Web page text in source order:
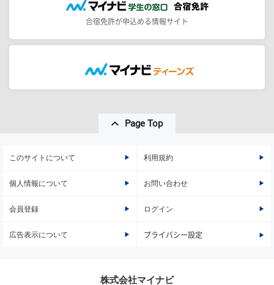
合宿免許が申込める情報サイト
Page Top
このサイトについて 利用規約
個人情報について お問い合わせ
会員登録 ログイン
広告表示について プライバシー設定
株式会社マイナビ